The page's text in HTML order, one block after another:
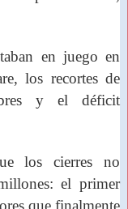
en juego en
los recortes de
y el déficit
los cierres no
el primer
que finalmente